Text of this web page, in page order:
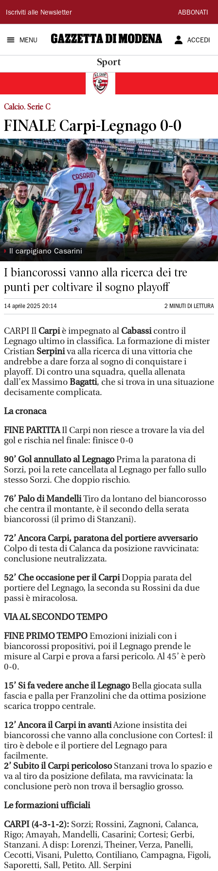
Gazzetta
di
Modena
Iscriviti alle Newsletter ABBONATI
MENU ACCEDI
Sport
Calcio. Serie C
FINALE Carpi-Legnago 0-0
◗ Il carpigiano Casarini
I biancorossi vanno alla ricerca dei tre
punti per coltivare il sogno playoff
14 aprile 2025 20:14 2 MINUTI DI LETTURA
CARPI Il Carpiè impegnato al Cabassicontro il
Legnago ultimo in classifica. La formazione di mister
Cristian Serpiniva alla ricerca di una vittoria che
andrebbe a dare forza al sogno di conquistare i
playoff. Di contro una squadra, quella allenata
dall’ex MassimoBagatti, che si trova in una situazione
decisamente complicata.
La cronaca
FINE PARTITAIl Carpi non riesce a trovare la via del
gol e rischia nel finale: finisce 0-0
90’ Gol annullato al LegnagoPrima la paratona di
Sorzi, poi la rete cancellata al Legnago per fallo sullo
stesso Sorzi. Che doppio rischio.
76’ Palo di MandelliTiro da lontano del biancorosso
che centra il montante, è il secondo della serata
biancorossi (il primo di Stanzani).
72’ Ancora Carpi, paratona del portiere avversario
Colpo di testa di Calanca da posizione ravvicinata:
conclusione neutralizzata.
52’ Che occasione per il CarpiDoppia parata del
portiere del Legnago, la seconda su Rossini da due
passi è miracolosa.
VIA AL SECONDO TEMPO
FINE PRIMO TEMPOEmozioni iniziali con i
biancorossi propositivi, poi il Legnago prende le
misure al Carpi e prova a farsi pericolo. Al 45’ è però
0-0.
15’ Si fa vedere anche il LegnagoBella giocata sulla
fascia e palla per Franzolini che da ottima posizione
scarica troppo centrale.
12’ Ancora il Carpi in avantiAzione insistita dei
biancorossi che vanno alla conclusione con CortesI: il
tiro è debole e il portiere del Legnago para
facilmente.
2’ Subito il Carpi pericolosoStanzani trova lo spazio e
va al tiro da posizione defilata, ma ravvicinata: la
conclusione però non trova il bersaglio grosso.
Le formazioni ufficiali
CARPI (4-3-1-2): Sorzi; Rossini, Zagnoni, Calanca,
Rigo; Amayah, Mandelli, Casarini; Cortesi; Gerbi,
Stanzani. A disp: Lorenzi, Theiner, Verza, Panelli,
Cecotti, Visani, Puletto, Contiliano, Campagna, Figoli,
Saporetti, Sall, Petito. All. Serpini